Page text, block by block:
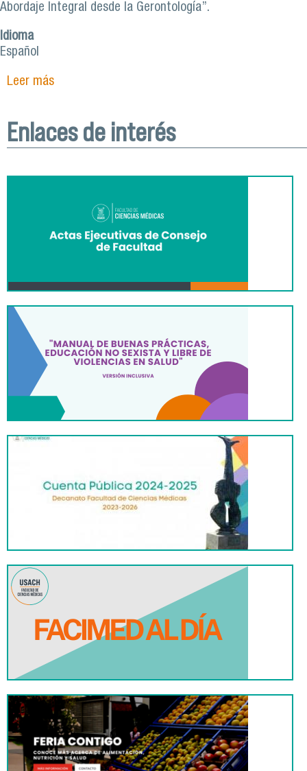
Abordaje Integral desde la Gerontología”.
Idioma
Español
Leer mássobre Facultad de Ciencias Médicas inaugura
Enlaces de interés